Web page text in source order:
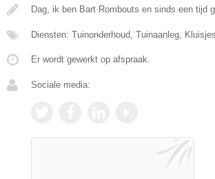
Dag, ik ben Bart Rombouts en sinds een tijd
Diensten: Tuinonderhoud, Tuinaanleg,
Er wordt gewerkt op afspraak.
Sociale media: